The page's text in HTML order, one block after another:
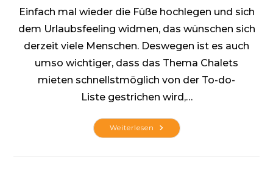
Einfach mal wieder die Füße hochlegen und sich
dem Urlaubsfeeling widmen, das wünschen sich
derzeit viele Menschen. Deswegen ist es auch
umso wichtiger, dass das Thema Chalets
mieten schnellstmöglich von der To-do-
Liste gestrichen wird,…
Weiterlesen Sorglos
In